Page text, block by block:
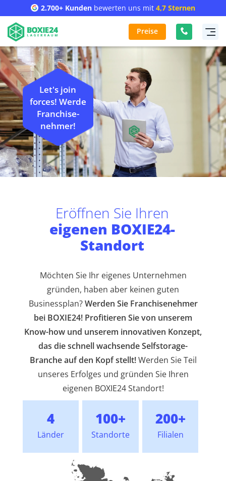
2.700+ Kunden bewerten uns mit 4,7 Sternen
Preise
Let's join
forces! Werde
Franchise-
nehmer!
Eröffnen Sie Ihren
eigenen BOXIE24-
Standort
Möchten Sie Ihr eigenes Unternehmen
gründen, haben aber keinen guten
Businessplan?Werden Sie Franchisenehmer
bei BOXIE24! Profitieren Sie von unserem
Know-how und unserem innovativen Konzept,
das die schnell wachsende Selfstorage-
Branche auf den Kopf stellt!Werden Sie Teil
unseres Erfolges und gründen Sie Ihren
eigenen BOXIE24 Standort!
4
Länder
100+
Standorte
200+
Filialen